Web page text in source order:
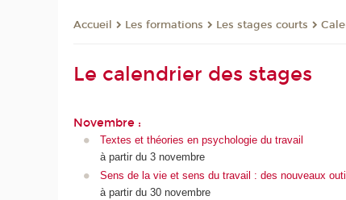
Accueil Les formations Les stages courts
Le calendrier des stages
Novembre :
Textes et théories en psychologie du travail
à partir du 3 novembre
Sens de la vie et sens du travail : des nouveaux
à partir du 30 novembre